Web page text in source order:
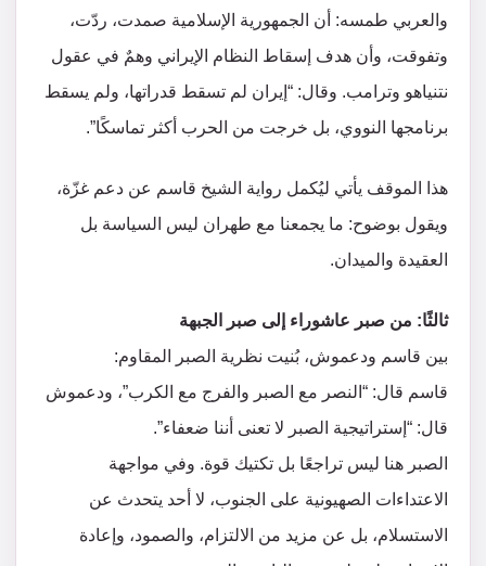
والعربي طمسه: أن الجمهورية الإسلامية صمدت، ردّت،
وتفوقت، وأن هدف إسقاط النظام الإيراني وهمٌ في عقول
نتنياهو وترامب. وقال: “إيران لم تسقط قدراتها، ولم يسقط
برنامجها النووي، بل خرجت من الحرب أكثر تماسكًا”.
هذا الموقف يأتي ليُكمل رواية الشيخ قاسم عن دعم غزّة،
ويقول بوضوح: ما يجمعنا مع طهران ليس السياسة بل
العقيدة والميدان.
ثالثًا: من صبر عاشوراء إلى صبر الجبهة
بين قاسم ودعموش، بُنيت نظرية الصبر المقاوم:
قاسم قال: “النصر مع الصبر والفرج مع الكرب”، ودعموش
قال: “إستراتيجية الصبر لا تعنى أننا ضعفاء”.
الصبر هنا ليس تراجعًا بل تكتيك قوة. وفي مواجهة
الاعتداءات الصهيونية على الجنوب، لا أحد يتحدث عن
الاستسلام، بل عن مزيد من الالتزام، والصمود، وإعادة